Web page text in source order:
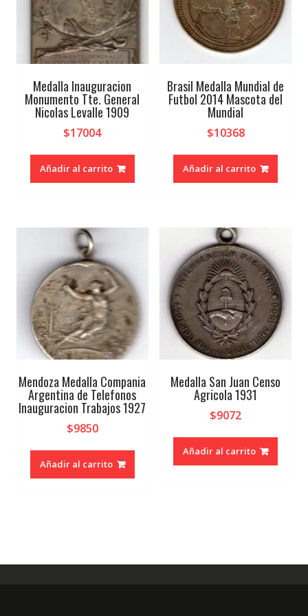
Medalla Inauguracion
Monumento Tte. General
Nicolas Levalle 1909
$17004
Añadir al carrito
Brasil Medalla Mundial de
Futbol 2014 Mascota del
Mundial
$10368
Añadir al carrito
Mendoza Medalla Compania
Argentina de Telefonos
Inauguracion Trabajos 1927
$9850
Añadir al carrito
Medalla San Juan Censo
Agricola 1931
$9072
Añadir al carrito